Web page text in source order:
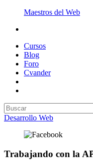
Maestros del Web
Cursos
Blog
Foro
Cvander
Desarrollo Web
Trabajando con la